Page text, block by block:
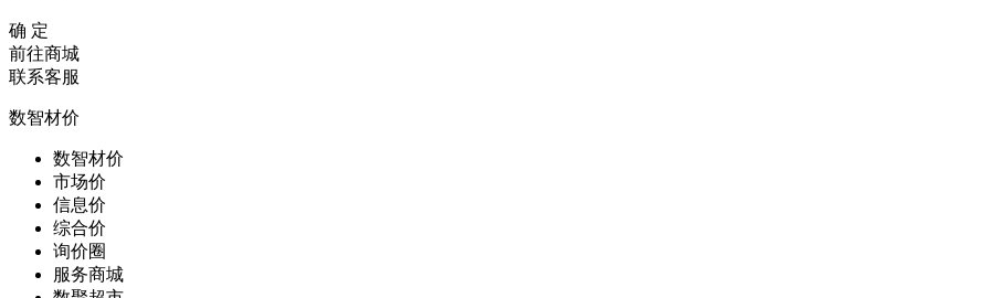
确 定
前往商城
联系客服
数智材价
数智材价
市场价
信息价
综合价
询价圈
服务商城